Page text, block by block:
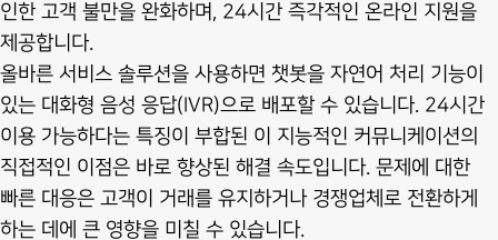
인한 고객 불만을 완화하며, 24시간 즉각적인 온라인 지원을
제공합니다.
올바른 서비스 솔루션을 사용하면 챗봇을 자연어 처리 기능이
있는 대화형 음성 응답(IVR)으로 배포할 수 있습니다. 24시간
이용 가능하다는 특징이 부합된 이 지능적인 커뮤니케이션의
직접적인 이점은 바로 향상된 해결 속도입니다. 문제에 대한
빠른 대응은 고객이 거래를 유지하거나 경쟁업체로 전환하게
하는 데에 큰 영향을 미칠 수 있습니다.